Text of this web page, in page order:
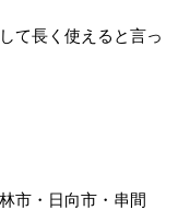
て長く使えると言っ
市・日向市・串間